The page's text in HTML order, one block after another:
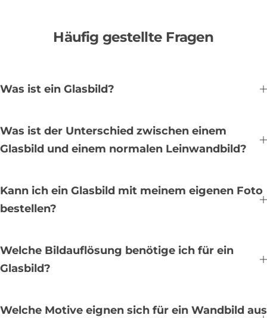
Häufig gestellte Fragen
Was ist ein Glasbild?
Was ist der Unterschied zwischen einem
Glasbild und einem normalen Leinwandbild?
Kann ich ein Glasbild mit meinem eigenen Foto
bestellen?
Welche Bildauflösung benötige ich für ein
Glasbild?
Welche Motive eignen sich für ein Wandbild aus